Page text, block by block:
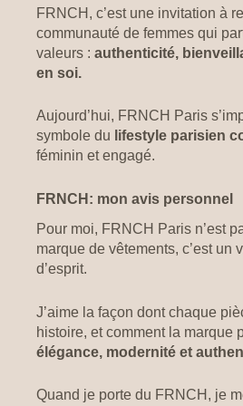
FRNCH, c’est une invitation à
communauté de femmes qui
valeurs : authenticité,
en soi.
Aujourd’hui, FRNCH Paris
symbole du lifestyle parisien
féminin et engagé.
FRNCH: mon avis personnel
Pour moi, FRNCH Paris n’est
marque de vêtements, c’est un
d’esprit.
J’aime la façon dont chaque
histoire, et comment la marque
élégance, modernité et
Quand je porte du FRNCH, je